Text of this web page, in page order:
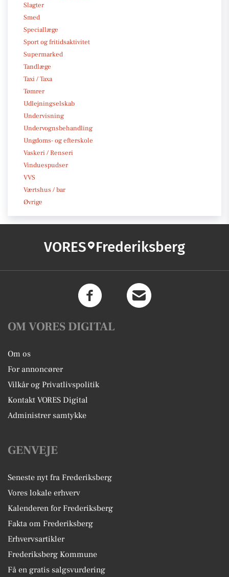
Slagter
Smed
Speciallæge
Sport og fritidsaktivitet
Supermarked
Tandlæge
Taxi / Taxa
Tømrer
Udlejningselskab
Undervisning
Undervognsbehandling
Ungdoms- og efterskole
Vaskeri / Renseri
Vinduespudser
VVS
Værtshus / bar
Øvrige
VORES Frederiksberg
OM VORES DIGITAL
Om os
For annoncører
Vilkår og Privatlivspolitik
Kontakt VORES Digital
Administrer samtykke
GENVEJE
Seneste nyt fra Frederiksberg
Vores lokale erhverv
Kalenderen for Frederiksberg
Fakta om Frederiksberg
Erhvervsartikler
Frederiksberg Kommune
Få en gratis salgsvurdering